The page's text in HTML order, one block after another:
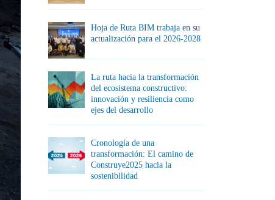
Hoja de Ruta BIM trabaja en su
actualización para el 2026-2028
La ruta hacia la transformación
del ecosistema constructivo:
innovación y resiliencia como
ejes del desarrollo
Cronología de una
transformación: El camino de
Construye2025 hacia la
sostenibilidad